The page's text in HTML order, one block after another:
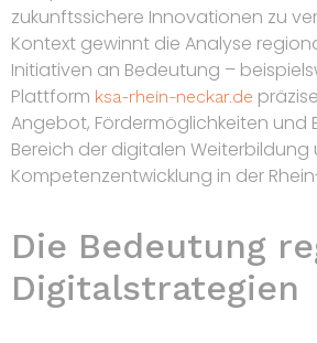
zukunftssichere Innovationen zu
Kontext gewinnt die Analyse
Initiativen an Bedeutung –
Plattform ksa-rhein-neckar.de
Angebot, Fördermöglichkeiten und
Bereich der digitalen Weiterbildung
Kompetenzentwicklung in der
Die Bedeutung
Digitalstrategien